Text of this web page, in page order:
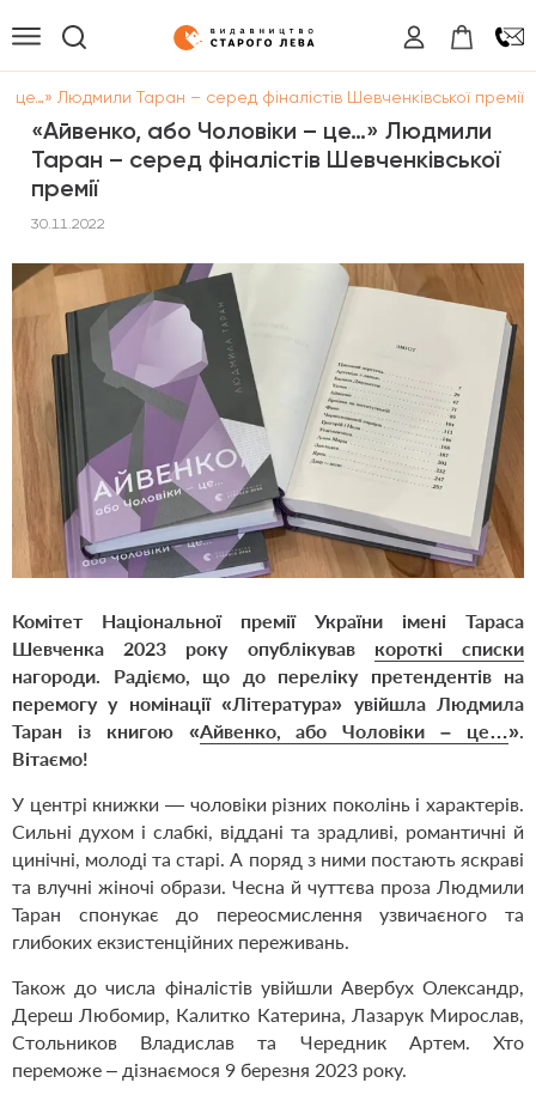
це…» Людмили Таран – серед фіналістів Шевченківської премії
«Айвенко, або Чоловіки – це…» Людмили
Таран – серед фіналістів Шевченківської
премії
30.11.2022
Комітет Національної премії України імені Тараса
Шевченка 2023 року опублікував короткі списки
нагороди. Радіємо, що до переліку претендентів на
перемогу у номінації «Література» увійшла Людмила
Таран із книгою «Айвенко, або Чоловіки – це…».
Вітаємо!
У центрі книжки — чоловіки різних поколінь і характерів.
Сильні духом і слабкі, віддані та зрадливі, романтичні й
цинічні, молоді та старі. А поряд з ними постають яскраві
та влучні жіночі образи. Чесна й чуттєва проза Людмили
Таран спонукає до переосмислення узвичаєного та
глибоких екзистенційних переживань.
Також до числа фіналістів увійшли Авербух Олександр,
Дереш Любомир, Калитко Катерина, Лазарук Мирослав,
Стольников Владислав та Чередник Артем. Хто
переможе – дізнаємося 9 березня 2023 року.